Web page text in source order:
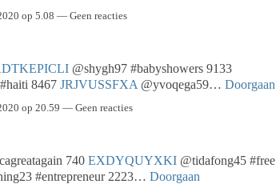
op 5.08 — Geen reacties
@shygh97 #babyshowers 9133
8467 JRJVUSSFXA @yvoqega59… Doorgaan
op 20.59 — Geen reacties
740 EXDYQUYXKI @tidafong45 #free
#entrepreneur 2223… Doorgaan